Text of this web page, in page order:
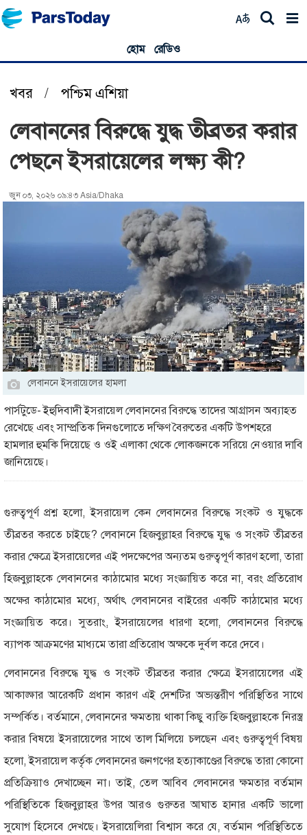
হোম রেডিও
খবর / পশ্চিম এশিয়া
লেবাননের বিরুদ্ধে যুদ্ধ তীব্রতর করার
পেছনে ইসরায়েলের লক্ষ্য কী?
জুন ০৩, ২০২৬ ০৯:৪৩ Asia/Dhaka
লেবাননে ইসরায়েলের হামলা
পার্সটুডে- ইহুদিবাদী ইসরায়েল লেবাননের বিরুদ্ধে তাদের আগ্রাসন অব্যাহত
রেখেছে এবং সাম্প্রতিক দিনগুলোতে দক্ষিণ বৈরুতের একটি উপশহরে
হামলার হুমকি দিয়েছে ও ওই এলাকা থেকে লোকজনকে সরিয়ে নেওয়ার দাবি
জানিয়েছে।
গুরুত্বপূর্ণ প্রশ্ন হলো, ইসরায়েল কেন লেবাননের বিরুদ্ধে সংকট ও যুদ্ধকে
তীব্রতর করতে চাইছে? লেবাননে হিজবুল্লাহর বিরুদ্ধে যুদ্ধ ও সংকট তীব্রতর
করার ক্ষেত্রে ইসরায়েলের এই পদক্ষেপের অন্যতম গুরুত্বপূর্ণ কারণ হলো, তারা
হিজবুল্লাহকে লেবাননের কাঠামোর মধ্যে সংজ্ঞায়িত করে না, বরং প্রতিরোধ
অক্ষের কাঠামোর মধ্যে, অর্থাৎ লেবাননের বাইরের একটি কাঠামোর মধ্যে
সংজ্ঞায়িত করে। সুতরাং, ইসরায়েলের ধারণা হলো, লেবাননের বিরুদ্ধে
ব্যাপক আক্রমণের মাধ্যমে তারা প্রতিরোধ অক্ষকে দুর্বল করে দেবে।
লেবাননের বিরুদ্ধে যুদ্ধ ও সংকট তীব্রতর করার ক্ষেত্রে ইসরায়েলের এই
আকাঙ্ক্ষার আরেকটি প্রধান কারণ এই দেশটির অভ্যন্তরীণ পরিস্থিতির সাথে
সম্পর্কিত। বর্তমানে, লেবাননের ক্ষমতায় থাকা কিছু ব্যক্তি হিজবুল্লাহকে নিরস্ত্র
করার বিষয়ে ইসরায়েলের সাথে তাল মিলিয়ে চলছেন এবং গুরুত্বপূর্ণ বিষয়
হলো, ইসরায়েল কর্তৃক লেবাননের জনগণের হত্যাকাণ্ডের বিরুদ্ধে তারা কোনো
প্রতিক্রিয়াও দেখাচ্ছেন না। তাই, তেল আবিব লেবাননের ক্ষমতার বর্তমান
পরিস্থিতিকে হিজবুল্লাহর উপর আরও গুরুতর আঘাত হানার একটি ভালো
সুযোগ হিসেবে দেখছে। ইসরায়েলিরা বিশ্বাস করে যে, বর্তমান পরিস্থিতিতে